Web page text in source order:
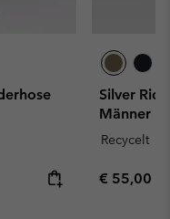
Silver
Männer
Recycelt
Regular
€ 55,00